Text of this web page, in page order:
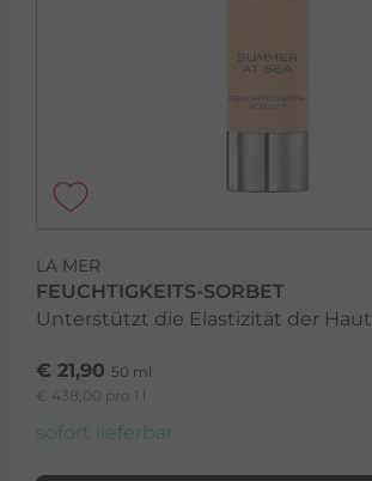
MEN MARINE CARE
LA MER
FEUCHTIGKEITS-SORBET
Unterstützt die Elastizität der Haut
€ 21,90 50 ml
€ 438,00 pro 1 l
sofort lieferbar